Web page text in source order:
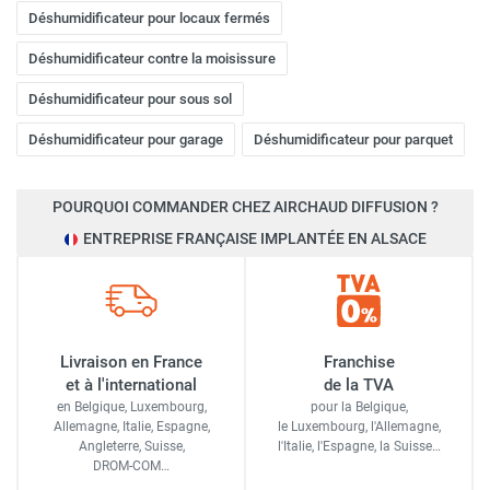
des travaux de construction ou de rénovation, lutte
contre l'humidité sur les chantiers, séchage après
dégâts des eaux. Des déshumidificateurs puissants
et robustes sont nécessaires.
Recommandations de modèles :Opter pour des
capacité d'extraction, une construction robuste et des
fonctionnalités adaptées aux chantiers (par exemple,
des roues robustes, une protection contre les chocs).
Besoins spécifiques :Contrôle de l'humidité dans les
entrepôts de stockage, les usines de production, les
salles blanches, etc. Des déshumidificateurs
performants et fiables sont nécessaires pour protéger
les équipements, les matières premières et les
produits finis.
Recommandations de modèles :Choisir des
déshumidificateurs industriels avec une capacité
Agriculture
Déshumidificateur pour locaux fermés
Déshumidificateur contre la moisissure
Déshumidificateur pour sous sol
Déshumidificateur pour garage Déshumidificateur pour parquet
POURQUOI COMMANDER CHEZ AIRCHAUD DIFFUSION ?
ENTREPRISE FRANÇAISE IMPLANTÉE EN ALSACE
Livraison en France
et à l'international
en Belgique, Luxembourg,
Allemagne, Italie, Espagne,
Angleterre, Suisse,
DROM-COM…
Franchise
de la TVA
pour la Belgique,
le Luxembourg, l'Allemagne,
l'Italie, l'Espagne, la Suisse…